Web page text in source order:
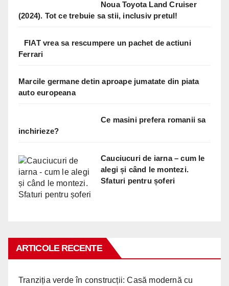
Noua Toyota Land Cruiser
(2024). Tot ce trebuie sa stii, inclusiv pretul!
FIAT vrea sa rescumpere un pachet de actiuni
Ferrari
Marcile germane detin aproape jumatate din piata
auto europeana
Ce masini prefera romanii sa
inchirieze?
Cauciucuri de iarna – cum le
alegi și când le montezi.
Sfaturi pentru șoferi
ARTICOLE RECENTE
Tranziția verde în construcții: Casă modernă cu